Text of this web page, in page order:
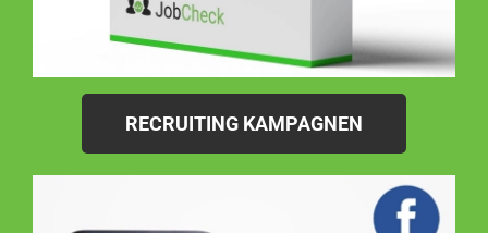
RECRUITING KAMPAGNEN